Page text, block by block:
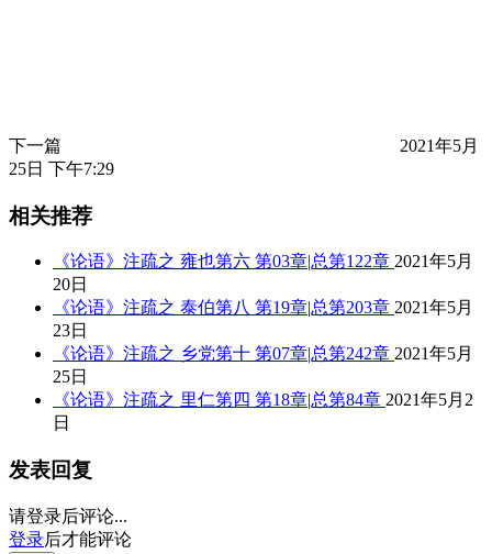
下一篇
2021年5月
25日 下午7:29
相关推荐
《论语》注疏之 雍也第六 第03章|总第122章 2021年5月
20日
《论语》注疏之 泰伯第八 第19章|总第203章 2021年5月
23日
《论语》注疏之 乡党第十 第07章|总第242章 2021年5月
25日
《论语》注疏之 里仁第四 第18章|总第84章 2021年5月2
日
发表回复
请登录后评论...
登录后才能评论